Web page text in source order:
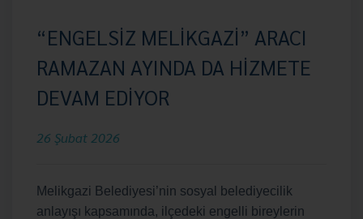
“ENGELSİZ MELİKGAZİ” ARACI
RAMAZAN AYINDA DA HİZMETE
DEVAM EDİYOR
26 Şubat 2026
Melikgazi Belediyesi’nin sosyal belediyecilik
anlayışı kapsamında, il çedeki engelli bireylerin